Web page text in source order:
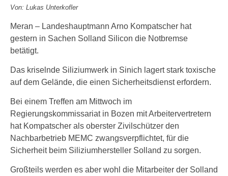
Von: Lukas Unterkofler
Meran – Landeshauptmann Arno Kompatscher hat
gestern in Sachen Solland Silicon die Notbremse
betätigt.
Das kriselnde Siliziumwerk in Sinich lagert stark toxische
auf dem Gelände, die einen Sicherheitsdienst erfordern.
Bei einem Treffen am Mittwoch im
Regierungskommissariat in Bozen mit Arbeitervertretern
hat Kompatscher als oberster Zivilschützer den
Nachbarbetrieb MEMC zwangsverpflichtet, für die
Sicherheit beim Siliziumhersteller Solland zu sorgen.
Großteils werden es aber wohl die Mitarbeiter der Solland